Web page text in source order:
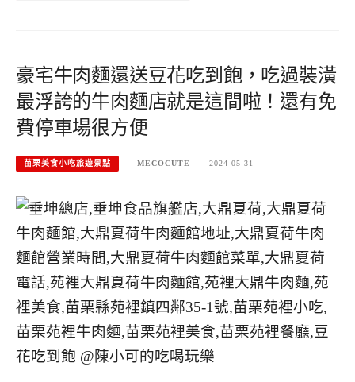
豪宅牛肉麵還送豆花吃到飽，吃過裝潢
最浮誇的牛肉麵店就是這間啦！還有免
費停車場很方便
苗栗美食小吃旅遊景點 MECOCUTE 2024-05-31